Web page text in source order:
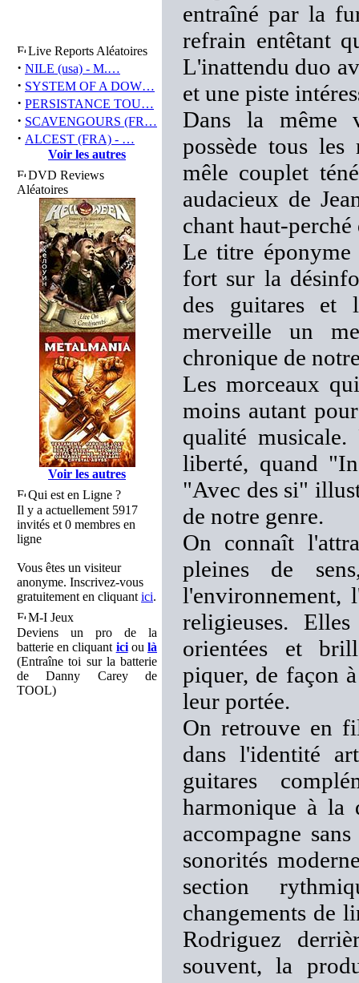
Live Reports Aléatoires
· NILE (usa) - M.…
· SYSTEM OF A DOW…
· PERSISTANCE TOU…
· SCAVENGOURS (FR…
· ALCEST (FRA) - …
Voir les autres
DVD Reviews
Aléatoires
Voir les autres
Qui est en Ligne ?
Il y a actuellement 5917
invités et 0 membres en
ligne
Vous êtes un visiteur
anonyme. Inscrivez-vous
gratuitement en cliquant ici.
M-I Jeux
Deviens un pro de la
batterie en cliquant icioulà
(Entraîne toi sur la batterie
de Danny Carey de
TOOL)
entraîné par la
refrain entêtant
L'inattendu duo
et une piste
Dans la même
possède tous
mêle couplet
audacieux de
chant haut-
Le titre
fort sur la
des guitares et
merveille un
chronique de
Les morceaux
moins autant
qualité
liberté, quand
"Avec des si"
de notre genre.
On connaît
pleines de
l'environnement,
religieuses.
orientées et
piquer, de façon
leur portée.
On retrouve en
dans l'identité
guitares
harmonique à la
accompagne
sonorités
section
changements de
Rodriguez
souvent, la